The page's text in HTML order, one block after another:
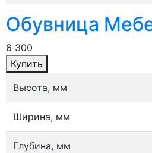
Обувница
6 300
Купить
Высота, мм
Ширина, мм
Глубина, мм